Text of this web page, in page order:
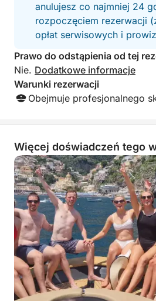
anulujesz co najmniej 24
rozpoczęciem rezerwacji
opłat serwisowych i
Prawo do odstąpienia od tej
Nie. Dodatkowe informacje
Warunki rezerwacji
Obejmuje profesjonalnego
Więcej doświadczeń tego